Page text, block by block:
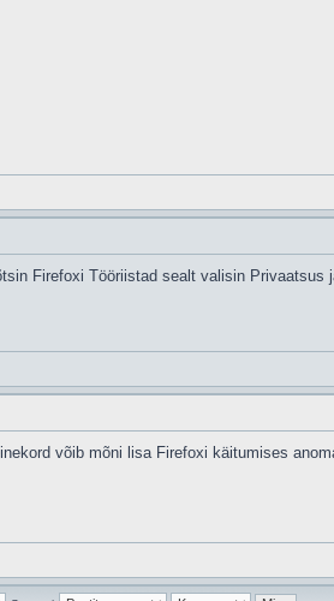
Firefoxi Tööriistad sealt valisin
võib mõni lisa Firefoxi käitumises